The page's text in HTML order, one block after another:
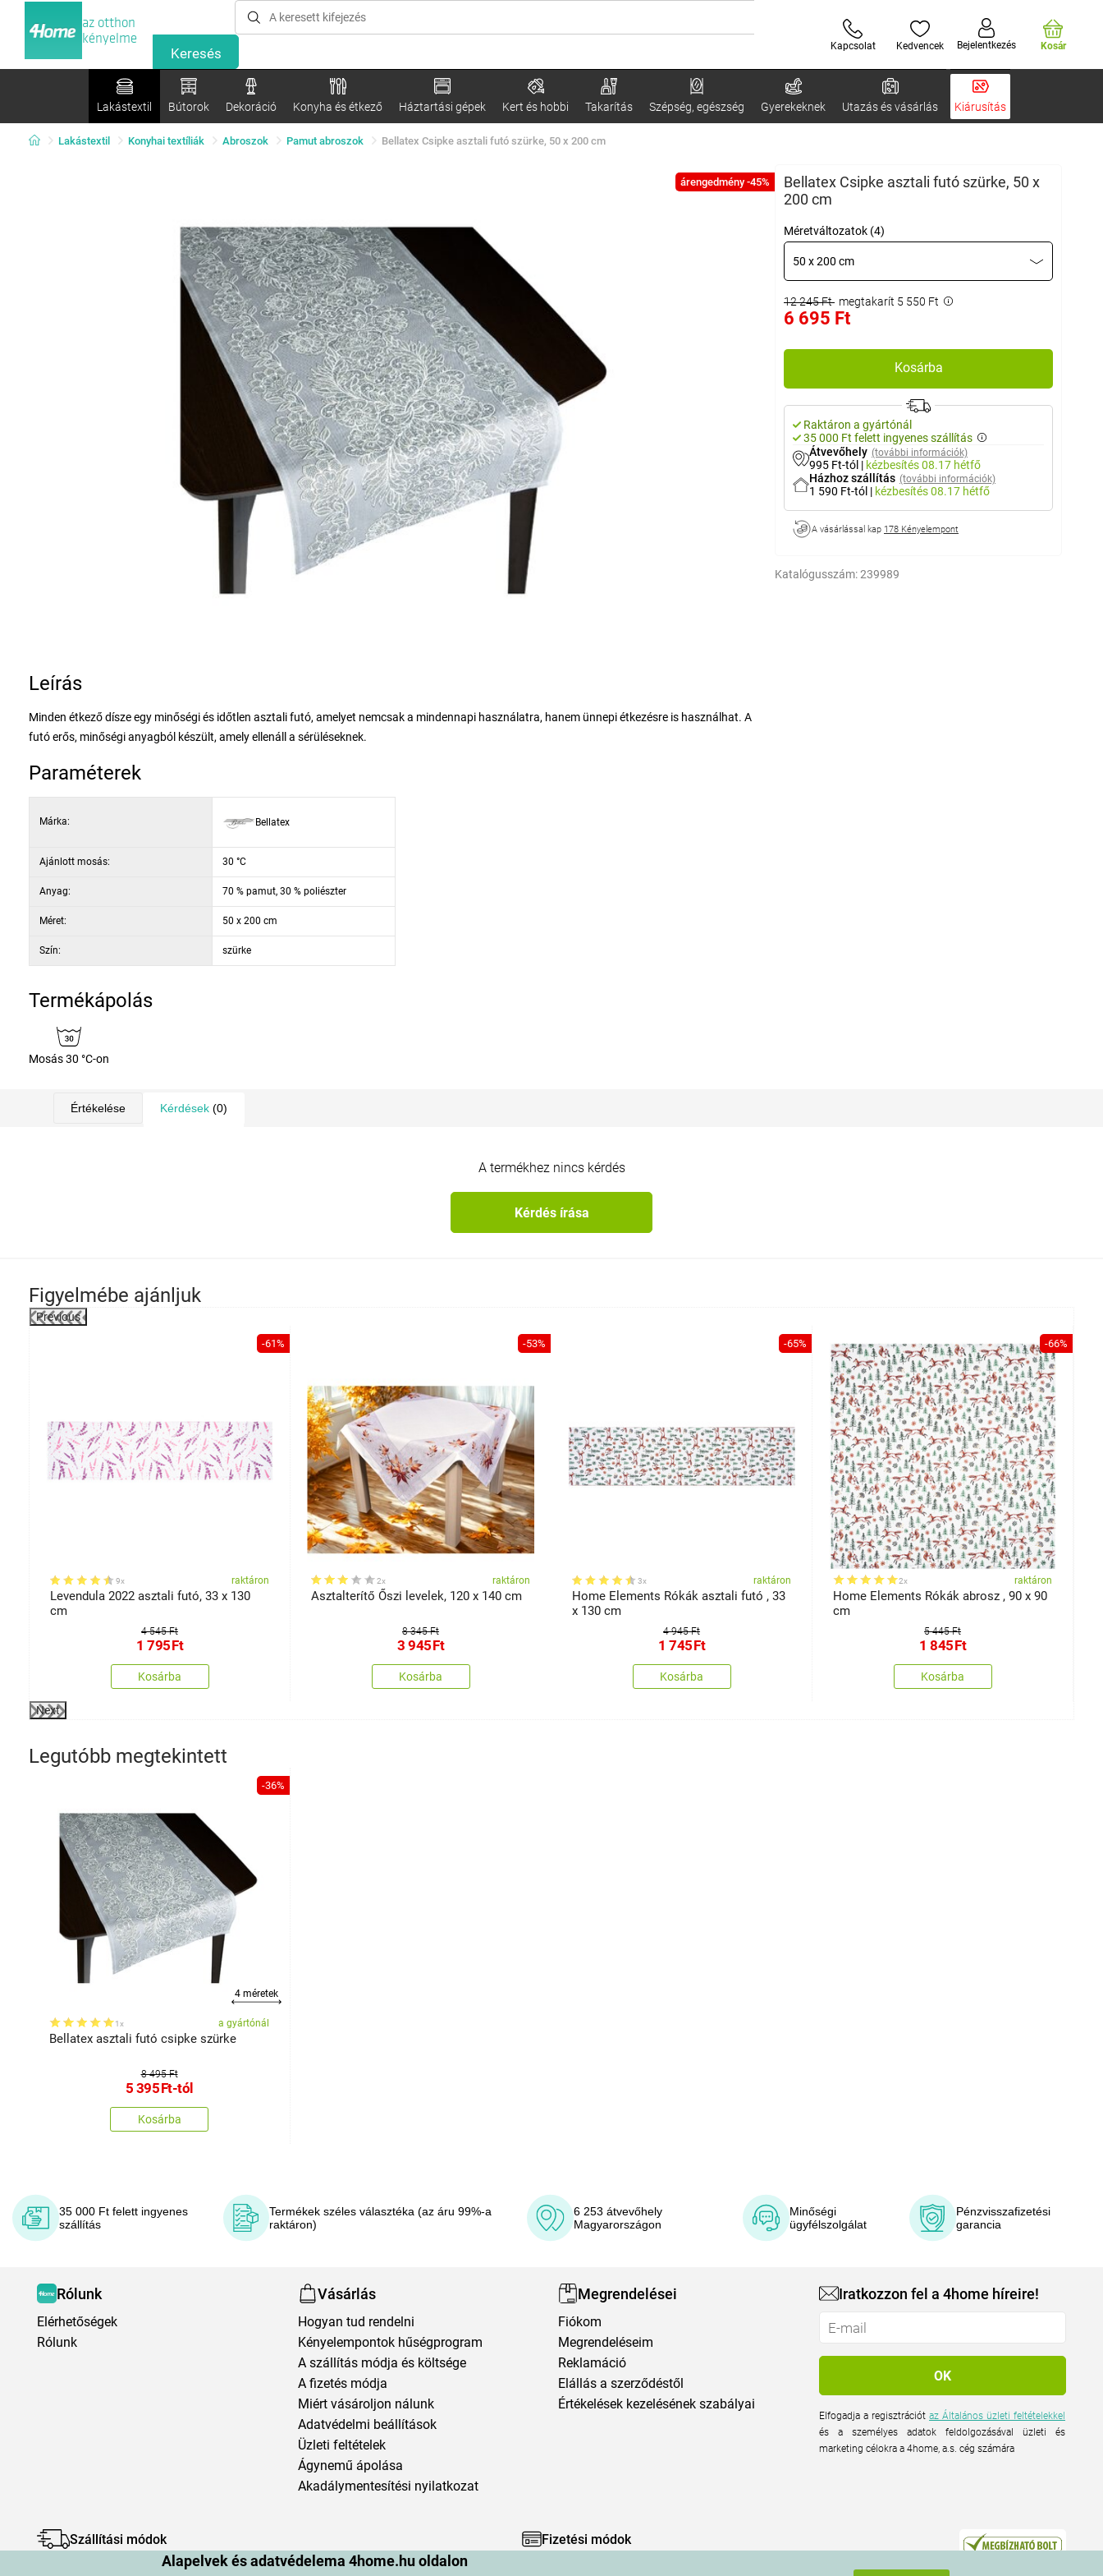
Alapelvek és adatvédelema 4home.hu oldalon
az otthon
kényelme
Kapcsolat Kedvencek Bejelentkezés Kosár
Lakástextil Bútorok Dekoráció Konyha és étkező Háztartási gépek Kert és hobbi Takarítás Szépség, egészség Gyerekeknek Utazás és vásárlás Kiárusítás
Lakástextil Konyhai textíliák Abroszok Pamut abroszok Bellatex Csipke asztali futó szürke, 50 x 200 cm
árengedmény -45%
Bellatex Csipke asztali futó szürke, 50 x
200 cm
Méretváltozatok (4)
50 x 200 cm
12 245 Ft megtakarít 5 550 Ft
6 695 Ft
Kosárba
Raktáron a gyártónál
35 000 Ft felett ingyenes szállítás
Átvevőhely (további információk)
995 Ft-tól | kézbesítés08.17 hétfő
Házhoz szállítás (további információk)
1 590 Ft-tól | kézbesítés08.17 hétfő
A vásárlással kap 178 Kényelempont
Katalógusszám:239989
Leírás
Minden étkező dísze egy minőségi és időtlen asztali futó, amelyet nemcsak a mindennapi használatra, hanem ünnepi étkezésre is használhat. A
futó erős, minőségi anyagból készült, amely ellenáll a sérüléseknek.
Paraméterek
Márka: Bellatex
Ajánlott mosás: 30 °C
Anyag: 70 % pamut, 30 % poliészter
Méret: 50 x 200 cm
Szín: szürke
Termékápolás
Mosás 30 °C-on
Értékelése Kérdések (0)
A termékhez nincs kérdés
Kérdés írása
Figyelmébe ajánljuk
Previous
-61%
9x raktáron
Levendula 2022 asztali futó, 33 x 130
cm
4 545 Ft
1 795Ft
Kosárba
-53%
2x raktáron
Asztalterítő Őszi levelek, 120 x 140 cm
8 345 Ft
3 945Ft
Kosárba
-65%
3x raktáron
Home Elements Rókák asztali futó , 33
x 130 cm
4 945 Ft
1 745Ft
Kosárba
-66%
2x raktáron
Home Elements Rókák abrosz , 90 x 90
cm
5 445 Ft
1 845Ft
Kosárba
Next
Legutóbb megtekintett
-36%
4 méretek
1x a gyártónál
Bellatex asztali futó csipke szürke
8 495 Ft
5 395Ft-tól
Kosárba
35 000 Ft felett ingyenes
szállítás
Termékek széles választéka (az áru 99%-a
raktáron)
6 253 átvevőhely
Magyarországon
Minőségi
ügyfélszolgálat
Pénzvisszafizetési
garancia
Rólunk
Elérhetőségek
Rólunk
Vásárlás
Hogyan tud rendelni
Kényelempontok hűségprogram
A szállítás módja és költsége
A fizetés módja
Miért vásároljon nálunk
Adatvédelmi beállítások
Üzleti feltételek
Ágynemű ápolása
Akadálymentesítési nyilatkozat
Megrendelései
Fiókom
Megrendeléseim
Reklamáció
Elállás a szerződéstől
Értékelések kezelésének szabályai
Iratkozzon fel a 4home híreire!
Elfogadja a regisztrációtaz Általános üzleti feltételekkel
és a személyes adatok feldolgozásával üzleti és
marketing célokra a 4home, a.s. cég számára
Szállítási módok Fizetési módok